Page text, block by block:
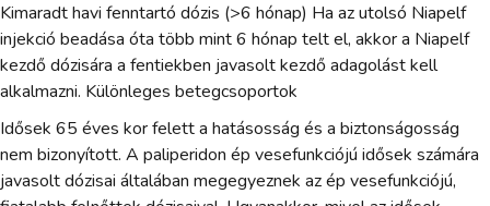
Kimaradt havi fenntartó dózis (>6 hónap) Ha az utolsó Niapelf
injekció beadása óta több mint 6 hónap telt el, akkor a Niapelf
kezdő dózisára a fentiekben javasolt kezdő adagolást kell
alkalmazni. Különleges betegcsoportok
Idősek 65 éves kor felett a hatásosság és a biztonságosság
nem bizonyított. A paliperidon ép vesefunkciójú idősek számára
javasolt dózisai általában megegyeznek az ép vesefunkciójú,